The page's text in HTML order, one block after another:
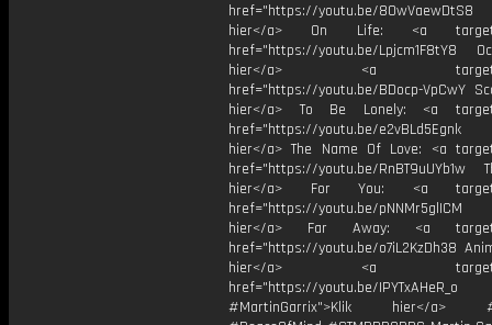
href="https://youtu.be/8OwVaewDtS8
hier</a> On Life: <a
href="https://youtu.be/Lpjcm1F8tY8
hier</a> <a
href="https://youtu.be/BDocp-VpCwY
hier</a> To Be Lonely: <a
href="https://youtu.be/
hier</a> The Name Of Love: <a
href="https://youtu.be/RnBT9uUYb1w
hier</a> For You: <a
href="https://youtu.be/
hier</a> Far Away: <a
href="https://youtu.be/o7iL2KzDh38
hier</a> <a
href="https://youtu.be/IPYTxAHeR_o
#MartinGarrix">Klik hier</a>